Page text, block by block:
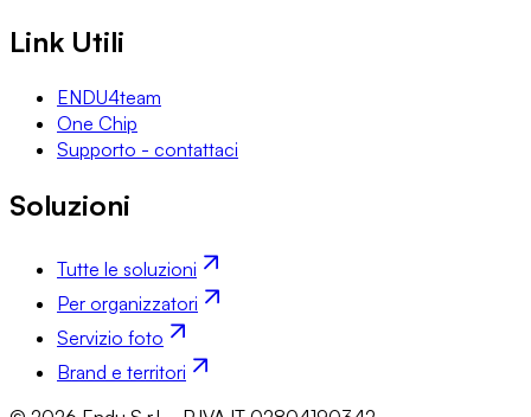
Link Utili
ENDU4team
One Chip
Supporto - contattaci
Soluzioni
Tutte le soluzioni
Per organizzatori
Servizio foto
Brand e territori